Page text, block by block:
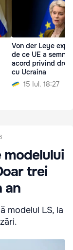
Von der Leye
de ce UE a
acord privind
cu Ucraina
15 Iul. 18:27
modelului
trei
an
modelul LS, la